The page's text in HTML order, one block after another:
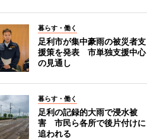
暮らす・働く
足利市が集中豪雨の被災者支
援策を発表 市単独支援中心
の見通し
暮らす・働く
足利の記録的大雨で浸水被
害 市民ら各所で後片付けに
追われる